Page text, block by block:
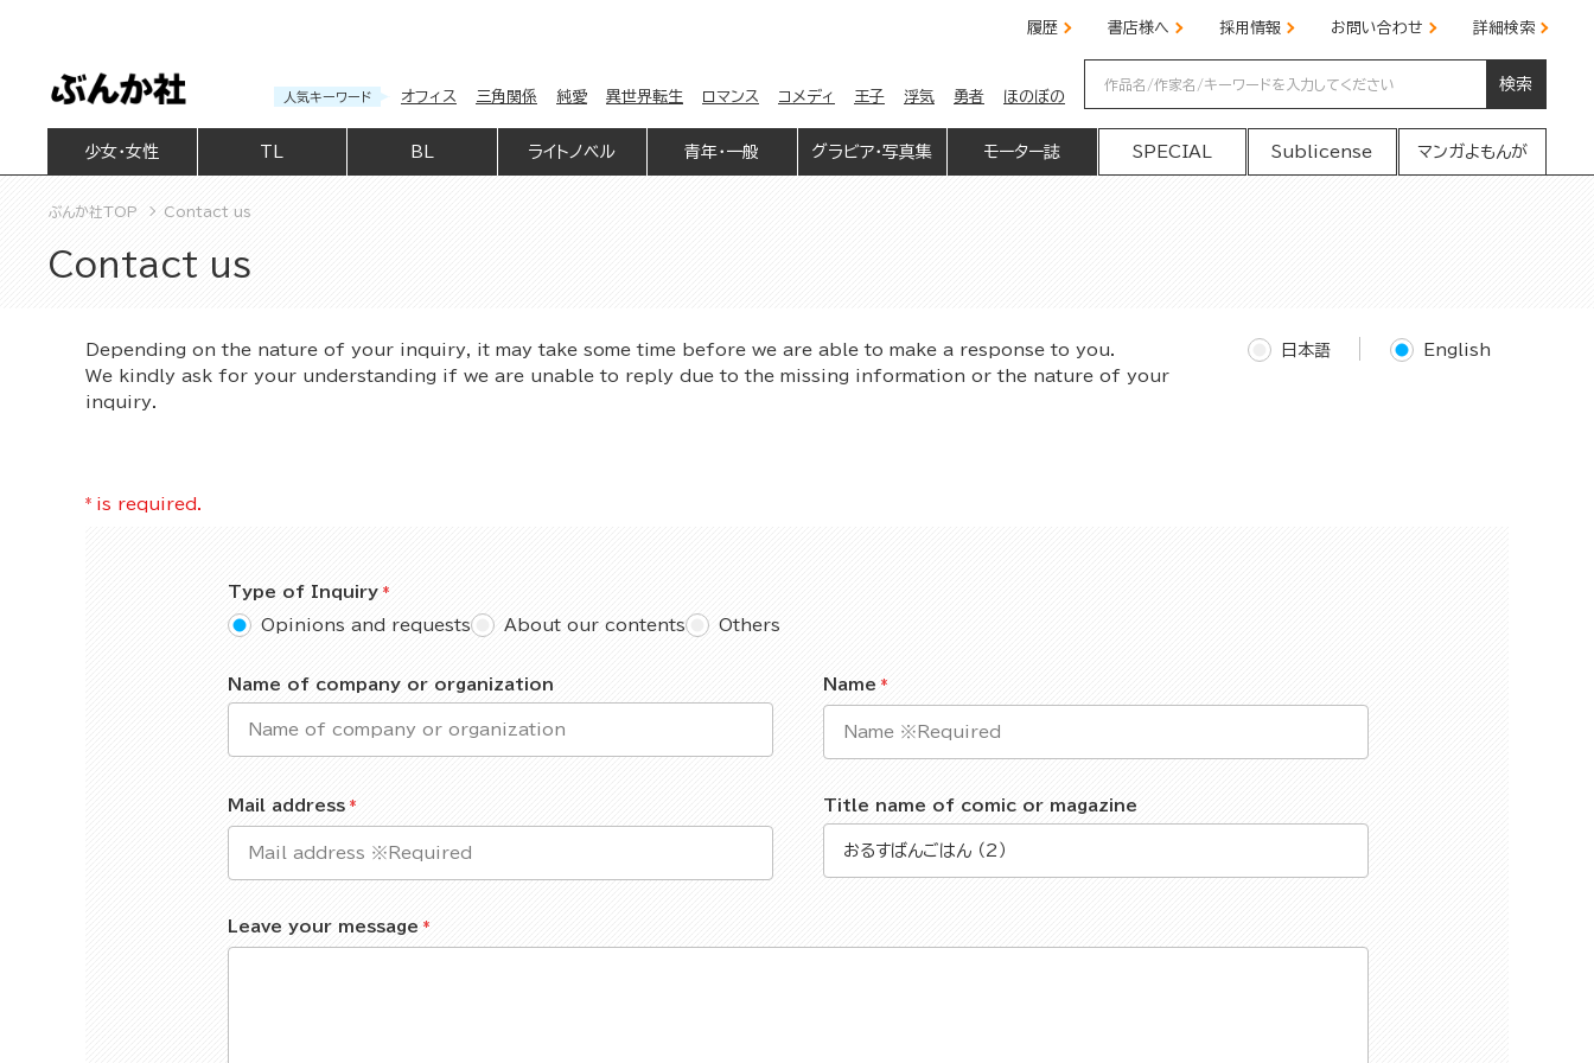
履歴 書店様へ 採用情報 お問い合わせ 詳細検索
人気キーワード オフィス 三角関係 純愛 異世界転生 ロマンス コメディ 王子 浮気 勇者 ほのぼの
検索
少女・女性 BL ライトノベル 青年・一般 グラビア・写真集 モーター誌 SPECIAL Sublicense マンガよもんが
ぶんか社TOP Contact us
Contact us
Depending on the nature of your inquiry, it may take some time before we are able to make a response to you.
We kindly ask for your understanding if we are unable to reply due to the missing information or the nature of your
inquiry.
日本語 English
* is required.
Type of Inquiry
Opinions and requests
About our contents Others
Name of company or organization Name
Mail address Title name of comic or magazine
Leave your message